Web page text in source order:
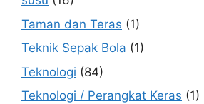
Taman dan Teras (1)
Teknik Sepak Bola (1)
Teknologi (84)
Teknologi / Perangkat Keras (1)